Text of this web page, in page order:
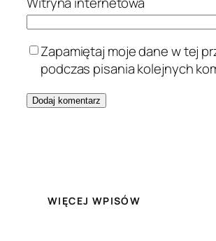
Zapamiętaj moje dane w tej
podczas pisania kolejnych
WIĘCEJ WPISÓW